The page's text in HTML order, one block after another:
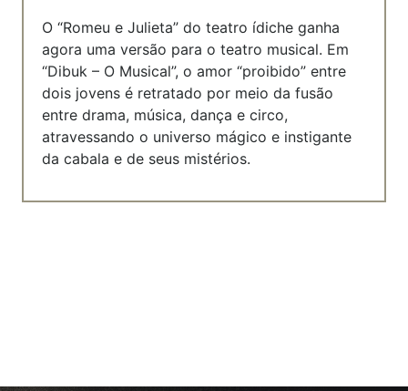
O “Romeu e Julieta” do teatro ídiche ganha
agora uma versão para o teatro musical. Em
“Dibuk – O Musical”, o amor “proibido” entre
dois jovens é retratado por meio da fusão
entre drama, música, dança e circo,
atravessando o universo mágico e instigante
da cabala e de seus mistérios.